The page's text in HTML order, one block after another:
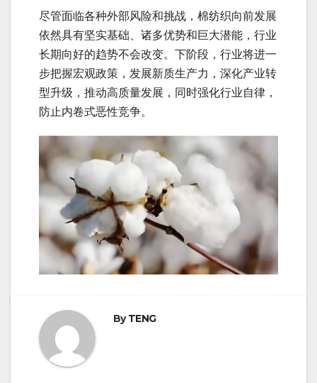
尽管面临各种外部风险和挑战，棉纺织向前发展
依然具有坚实基础、诸多优势和巨大潜能，行业
长期向好的趋势不会改变。下阶段，行业将进一
步把握宏观政策，发展新质生产力，深化产业转
型升级，推动高质量发展，同时强化行业自律，
防止内卷式恶性竞争。
ByTENG